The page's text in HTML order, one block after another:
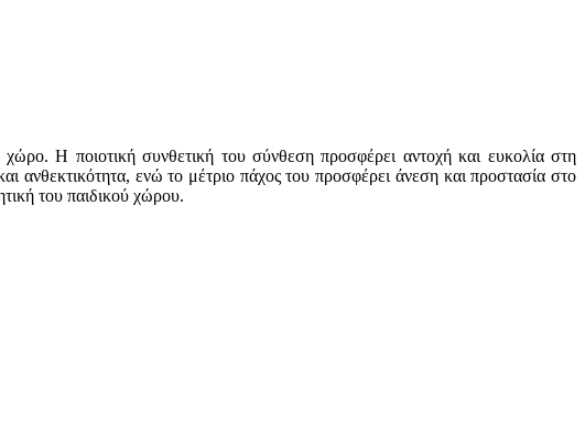
Η ποιοτική συνθετική του σύνθεση προσφέρει αντοχή και ευκολία στη
ανθεκτικότητα, ενώ το μέτριο πάχος του προσφέρει άνεση και προστασία στο
του παιδικού χώρου.